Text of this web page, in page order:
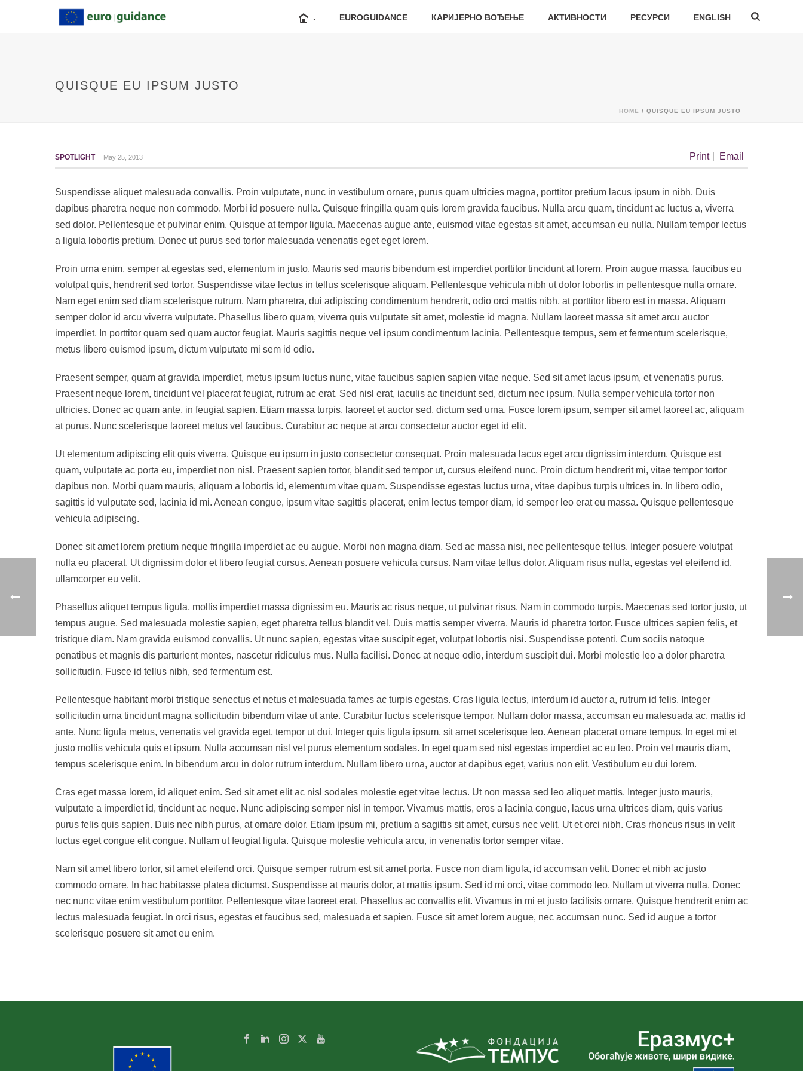
. EUROGUIDANCE КАРИЈЕРНО ВОЂЕЊЕ АКТИВНОСТИ РЕСУРСИ ENGLISH
QUISQUE EU IPSUM JUSTO
HOME / QUISQUE EU IPSUM JUSTO
Print Email
SPOTLIGHT May 25, 2013
Suspendisse aliquet malesuada convallis. Proin vulputate, nunc in vestibulum ornare, purus quam ultricies magna, porttitor pretium lacus ipsum in nibh. Duis
dapibus pharetra neque non commodo. Morbi id posuere nulla. Quisque fringilla quam quis lorem gravida faucibus. Nulla arcu quam, tincidunt ac luctus a, viverra
sed dolor. Pellentesque et pulvinar enim. Quisque at tempor ligula. Maecenas augue ante, euismod vitae egestas sit amet, accumsan eu nulla. Nullam tempor lectus
a ligula lobortis pretium. Donec ut purus sed tortor malesuada venenatis eget eget lorem.
Proin urna enim, semper at egestas sed, elementum in justo. Mauris sed mauris bibendum est imperdiet porttitor tincidunt at lorem. Proin augue massa, faucibus eu
volutpat quis, hendrerit sed tortor. Suspendisse vitae lectus in tellus scelerisque aliquam. Pellentesque vehicula nibh ut dolor lobortis in pellentesque nulla ornare.
Nam eget enim sed diam scelerisque rutrum. Nam pharetra, dui adipiscing condimentum hendrerit, odio orci mattis nibh, at porttitor libero est in massa. Aliquam
semper dolor id arcu viverra vulputate. Phasellus libero quam, viverra quis vulputate sit amet, molestie id magna. Nullam laoreet massa sit amet arcu auctor
imperdiet. In porttitor quam sed quam auctor feugiat. Mauris sagittis neque vel ipsum condimentum lacinia. Pellentesque tempus, sem et fermentum scelerisque,
metus libero euismod ipsum, dictum vulputate mi sem id odio.
Praesent semper, quam at gravida imperdiet, metus ipsum luctus nunc, vitae faucibus sapien sapien vitae neque. Sed sit amet lacus ipsum, et venenatis purus.
Praesent neque lorem, tincidunt vel placerat feugiat, rutrum ac erat. Sed nisl erat, iaculis ac tincidunt sed, dictum nec ipsum. Nulla semper vehicula tortor non
ultricies. Donec ac quam ante, in feugiat sapien. Etiam massa turpis, laoreet et auctor sed, dictum sed urna. Fusce lorem ipsum, semper sit amet laoreet ac, aliquam
at purus. Nunc scelerisque laoreet metus vel faucibus. Curabitur ac neque at arcu consectetur auctor eget id elit.
Ut elementum adipiscing elit quis viverra. Quisque eu ipsum in justo consectetur consequat. Proin malesuada lacus eget arcu dignissim interdum. Quisque est
quam, vulputate ac porta eu, imperdiet non nisl. Praesent sapien tortor, blandit sed tempor ut, cursus eleifend nunc. Proin dictum hendrerit mi, vitae tempor tortor
dapibus non. Morbi quam mauris, aliquam a lobortis id, elementum vitae quam. Suspendisse egestas luctus urna, vitae dapibus turpis ultrices in. In libero odio,
sagittis id vulputate sed, lacinia id mi. Aenean congue, ipsum vitae sagittis placerat, enim lectus tempor diam, id semper leo erat eu massa. Quisque pellentesque
vehicula adipiscing.
Donec sit amet lorem pretium neque fringilla imperdiet ac eu augue. Morbi non magna diam. Sed ac massa nisi, nec pellentesque tellus. Integer posuere volutpat
nulla eu placerat. Ut dignissim dolor et libero feugiat cursus. Aenean posuere vehicula cursus. Nam vitae tellus dolor. Aliquam risus nulla, egestas vel eleifend id,
ullamcorper eu velit.
Phasellus aliquet tempus ligula, mollis imperdiet massa dignissim eu. Mauris ac risus neque, ut pulvinar risus. Nam in commodo turpis. Maecenas sed tortor justo, ut
tempus augue. Sed malesuada molestie sapien, eget pharetra tellus blandit vel. Duis mattis semper viverra. Mauris id pharetra tortor. Fusce ultrices sapien felis, et
tristique diam. Nam gravida euismod convallis. Ut nunc sapien, egestas vitae suscipit eget, volutpat lobortis nisi. Suspendisse potenti. Cum sociis natoque
penatibus et magnis dis parturient montes, nascetur ridiculus mus. Nulla facilisi. Donec at neque odio, interdum suscipit dui. Morbi molestie leo a dolor pharetra
sollicitudin. Fusce id tellus nibh, sed fermentum est.
Pellentesque habitant morbi tristique senectus et netus et malesuada fames ac turpis egestas. Cras ligula lectus, interdum id auctor a, rutrum id felis. Integer
sollicitudin urna tincidunt magna sollicitudin bibendum vitae ut ante. Curabitur luctus scelerisque tempor. Nullam dolor massa, accumsan eu malesuada ac, mattis id
ante. Nunc ligula metus, venenatis vel gravida eget, tempor ut dui. Integer quis ligula ipsum, sit amet scelerisque leo. Aenean placerat ornare tempus. In eget mi et
justo mollis vehicula quis et ipsum. Nulla accumsan nisl vel purus elementum sodales. In eget quam sed nisl egestas imperdiet ac eu leo. Proin vel mauris diam,
tempus scelerisque enim. In bibendum arcu in dolor rutrum interdum. Nullam libero urna, auctor at dapibus eget, varius non elit. Vestibulum eu dui lorem.
Cras eget massa lorem, id aliquet enim. Sed sit amet elit ac nisl sodales molestie eget vitae lectus. Ut non massa sed leo aliquet mattis. Integer justo mauris,
vulputate a imperdiet id, tincidunt ac neque. Nunc adipiscing semper nisl in tempor. Vivamus mattis, eros a lacinia congue, lacus urna ultrices diam, quis varius
purus felis quis sapien. Duis nec nibh purus, at ornare dolor. Etiam ipsum mi, pretium a sagittis sit amet, cursus nec velit. Ut et orci nibh. Cras rhoncus risus in velit
luctus eget congue elit congue. Nullam ut feugiat ligula. Quisque molestie vehicula arcu, in venenatis tortor semper vitae.
Nam sit amet libero tortor, sit amet eleifend orci. Quisque semper rutrum est sit amet porta. Fusce non diam ligula, id accumsan velit. Donec et nibh ac justo
commodo ornare. In hac habitasse platea dictumst. Suspendisse at mauris dolor, at mattis ipsum. Sed id mi orci, vitae commodo leo. Nullam ut viverra nulla. Donec
nec nunc vitae enim vestibulum porttitor. Pellentesque vitae laoreet erat. Phasellus ac convallis elit. Vivamus in mi et justo facilisis ornare. Quisque hendrerit enim ac
lectus malesuada feugiat. In orci risus, egestas et faucibus sed, malesuada et sapien. Fusce sit amet lorem augue, nec accumsan nunc. Sed id augue a tortor
scelerisque posuere sit amet eu enim.